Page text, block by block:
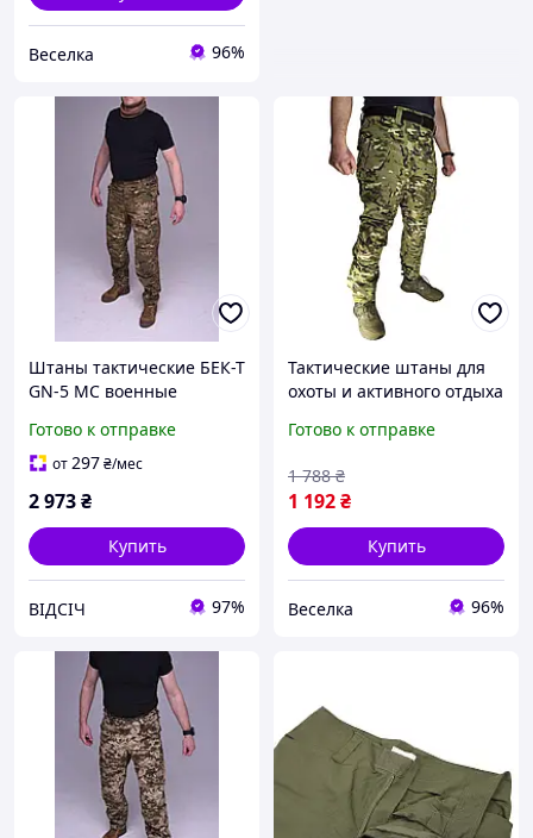
Веселка 96%
Штаны тактические БЕК-Т
GN-5 MC военные
Multicam для армии и
силовых структур
Готово к отправке
от297₴/мес
2 973₴
Купить
ВІДСІЧ 97%
Тактические штаны для
охоты и активного отдыха
8 карманов защитные
Готово к отправке
1 192₴
1 788 ₴
Купить
Веселка 96%